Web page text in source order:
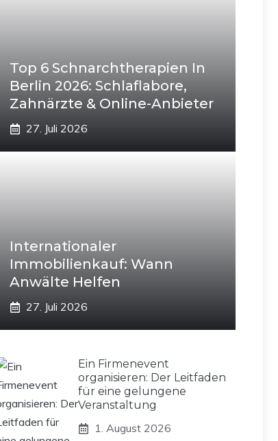
Top 6 Schnarchtherapien In
Berlin 2026: Schlaflabore,
Zahnärzte & Online-Anbieter
27. Juli 2026
Internationaler
Immobilienkauf: Wann
Anwälte Helfen
27. Juli 2026
Ein Firmenevent
organisieren: Der Leitfaden
für eine gelungene
Veranstaltung
1. August 2026